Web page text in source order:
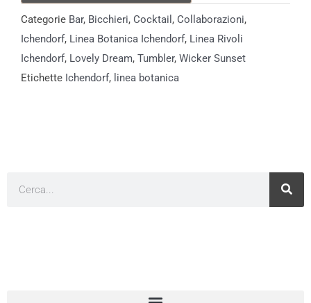
Categorie Bar, Bicchieri, Cocktail , Collaborazioni,
Ichendorf, Linea Botanica Ichendorf, Linea Rivoli
Ichendorf, Lovely Dream​, Tumbler, Wicker Sunset​
Etichette Ichendorf, linea botanica